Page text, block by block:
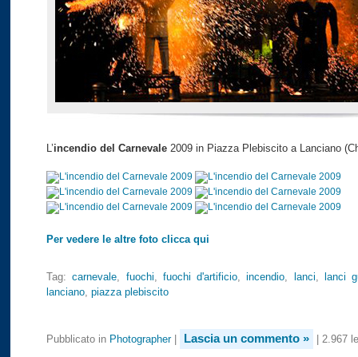
L’incendio del Carnevale 2009 in Piazza Plebiscito a Lanciano
Per vedere le altre foto clicca qui
Tag:carnevale fuochi fuochi d'artificio ,incendio lanci
lanci
lanciano piazza plebiscito
Pubblicato in Photographer| Lascia un commento » | 2.967